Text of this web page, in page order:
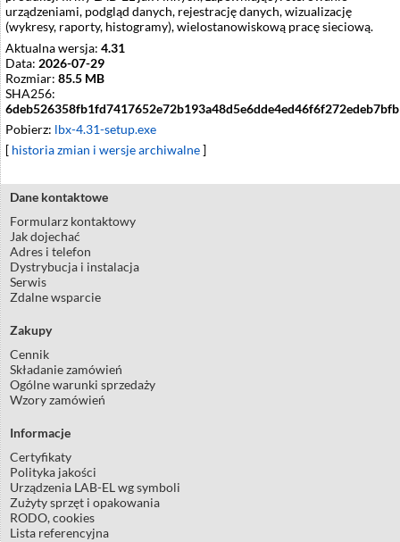
urządzeniami, podgląd danych, rejestrację danych, wizualizację
(wykresy, raporty, histogramy), wielostanowiskową pracę sieciową.
Aktualna wersja: 4.31
Data: 2026-07-29
Rozmiar: 85.5 MB
SHA256:
Pobierz: lbx-4.31-setup.exe
[ historia zmian i wersje archiwalne]
Dane kontaktowe
Formularz kontaktowy
Jak dojechać
Adres i telefon
Dystrybucja i instalacja
Serwis
Zdalne wsparcie
Zakupy
Cennik
Składanie zamówień
Ogólne warunki sprzedaży
Wzory zamówień
Informacje
Certyfikaty
Polityka jakości
Urządzenia LAB-EL wg symboli
Zużyty sprzęt i opakowania
RODO, cookies
Lista referencyjna